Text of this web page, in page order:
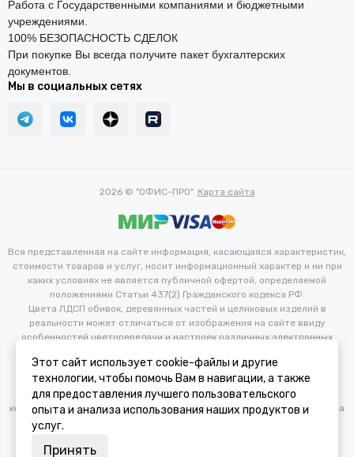
Работа с Государственными компаниями и бюджетными
учреждениями.
100% БЕЗОПАСНОСТЬ СДЕЛОК
При покупке Вы всегда получите пакет бухгалтерских
документов.
Мы в социальных сетях
2026 © "ОФИС-ПРО". Карта сайта
Вся представленная на сайте информация, касающаяся характеристик,
стоимости товаров и услуг, носит информационный характер и ни при
каких условиях не является публичной офертой, определяемой
положениями Статьи 437(2) Гражданского кодекса РФ.
Цвета ЛДСП обивок, деревянных частей и целиковых изделий в
реальности может отличаться от изображения на сайте ввиду
особенностей цветопередачи и настроек различных электронных
изменения в технические и иные характеристики изделий для
улучшения их эксплуатационных и технических параметров без
предварительного уведомления потребителя. Изменение
конфигурации продукта не является основанием для возврата/обмена
Этот сайт использует cookie-файлы и другие
технологии, чтобы помочь Вам в навигации, а также
для предоставления лучшего пользовательского
опыта и анализа использования наших продуктов и
услуг.
Принять